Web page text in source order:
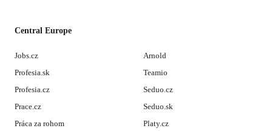
Central Europe
Jobs.cz
Profesia.sk
Profesia.cz
Prace.cz
Práca za rohom
Arnold
Teamio
Seduo.cz
Seduo.sk
Platy.cz